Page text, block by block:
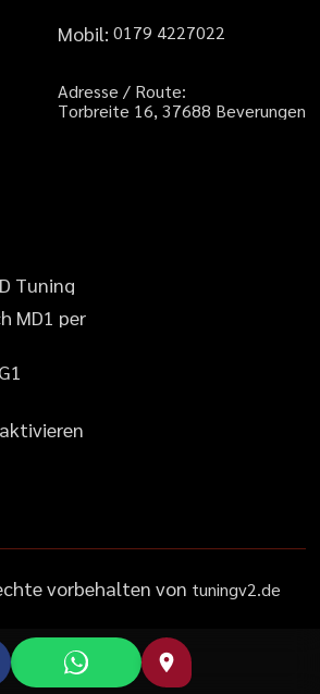
Mobil: 01 79 4227022
Adresse / Route:
Torbreite 16, 37688 Beverungen
D Tuning
h MD1 per
G1
ktivieren
vorbehalten von tuningv2.de